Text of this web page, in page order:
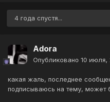
4 года спустя...
Adora
Опубликовано 10 июля,
какая жаль, последнее
подписываюсь на тему, может